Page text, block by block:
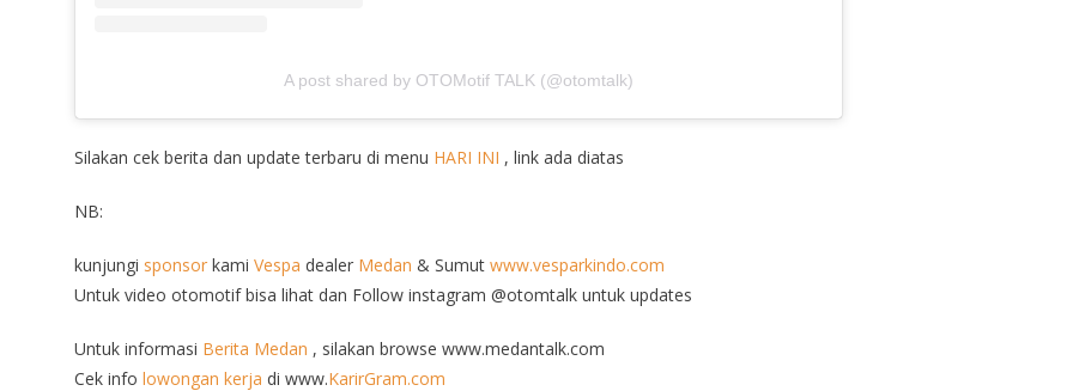
A post shared by OTOMotif TALK (@otomtalk)
Silakan cek berita dan update terbaru di menu HARI INI , link ada diatas
NB:
kunjungi sponsor kami Vespa dealer Medan & Sumut www.vesparkindo.com
Untuk video otomotif bisa lihat dan Follow instagram @otomtalk untuk updates
Untuk informasi Berita Medan , silakan browse www.medantalk.com
Cek info lowongan kerja di www.KarirGram.com